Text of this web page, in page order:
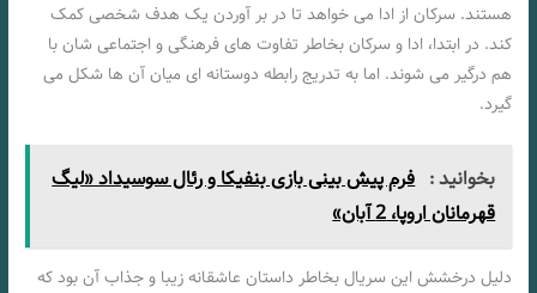
هستند. سرکان از ادا می خواهد تا در بر آوردن یک هدف شخصی کمک
کند. در ابتدا، ادا و سرکان بخاطر تفاوت‌ های فرهنگی و اجتماعی‌ شان با
هم درگیر می‌ شوند. اما به تدریج رابطه دوستانه‌ ای میان آن ها شکل می‌
گیرد.
بخوانید : فرم پیش بینی بازی بنفیکا و رئال سوسیداد «لیگ
قهرمانان اروپا، 2 آبان»
دلیل درخشش این سریال بخاطر داستان عاشقانه زیبا و جذاب آن بود که